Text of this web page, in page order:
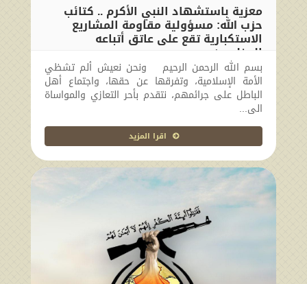
معزية باستشهاد النبي الأكرم .. كتائب
حزب الله: مسؤولية مقاومة المشاريع
الاستكبارية تقع على عاتق أتباعه
المخلصين
2024-09-02 11:47:09
بسم الله الرحمن الرحيم ونحن نعيش ألم تشظي
الأمة الإسلامية، وتفرقها عن حقها، واجتماع أهل
الباطل على جرائمهم، نتقدم بأحر التعازي والمواساة
الى...
اقرا المزيد